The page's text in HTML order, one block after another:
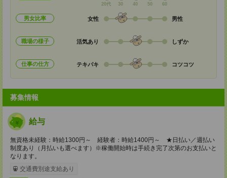
20代 30 40 50 60
男女比率 女性 男性
職場の様子 活気あり しずか
仕事の仕方 テキパキ コツコツ
募集情報
給与
無資格未経験：時給1300円～ 経験者：時給1400円～ ★日払い／週払い
制度あり（月払いも選べます）※稼働開始時は手続き完了次第のお支払いと
なります。
交通費別途支給あり